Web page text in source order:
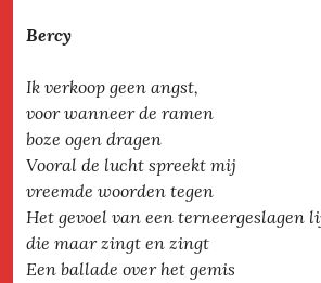
Bercy
Ik verkoop geen angst,
voor wanneer de ramen
boze ogen dragen
Vooral de lucht spreekt mij
vreemde woorden tegen
Het gevoel van een terneergeslagen
die maar zingt en zingt
Een ballade over het gemis